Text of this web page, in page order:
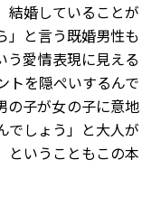
結婚していることが
」と言う既婚男性も
う愛情表現に見える
トを隠ぺいするんで
の子が女の子に意地
でしょう」と大人が
ということもこの本